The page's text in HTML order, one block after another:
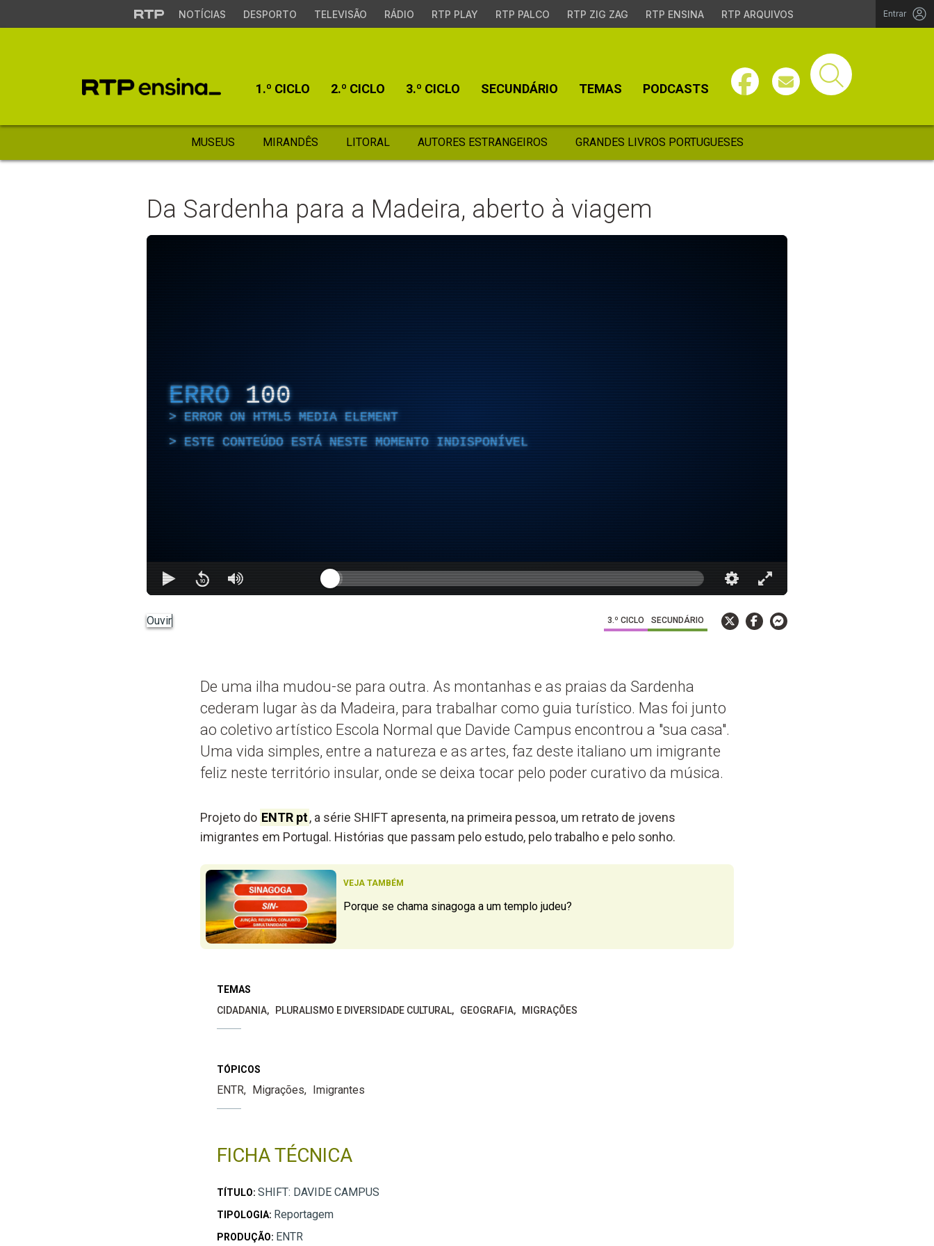
NOTÍCIAS DESPORTO TELEVISÃO RÁDIO RTP PLAY RTP PALCO RTP ZIG ZAG RTP ENSINA RTP ARQUIVOS Entrar
1.º CICLO 2.º CICLO 3.º CICLO SECUNDÁRIO TEMAS PODCASTS
MUSEUS MIRANDÊS LITORAL AUTORES ESTRANGEIROS GRANDES LIVROS PORTUGUESES
Da Sardenha para a Madeira, aberto à viagem
ERRO 100
ERROR ON HTML5 MEDIA ELEMENT
ESTE CONTEÚDO ESTÁ NESTE MOMENTO INDISPONÍVEL
Ouvir 3.º CICLO SECUNDÁRIO
De uma ilha mudou-se para outra. As montanhas e as praias da Sardenha
cederam lugar às da Madeira, para trabalhar como guia turístico. Mas foi junto
ao coletivo artístico Escola Normal que Davide Campus encontrou a "sua casa".
Uma vida simples, entre a natureza e as artes, faz deste italiano um imigrante
feliz neste território insular, onde se deixa tocar pelo poder curativo da música.
Projeto do ENTR pt, a série SHIFT apresenta, na primeira pessoa, um retrato de jovens
imigrantes em Portugal. Histórias que passam pelo estudo, pelo trabalho e pelo sonho.
VEJA TAMBÉM
Porque se chama sinagoga a um templo judeu?
TEMAS
CIDADANIA
PLURALISMO E DIVERSIDADE CULTURAL GEOGRAFIA MIGRAÇÕES
TÓPICOS
ENTR Migrações Imigrantes
FICHA TÉCNICA
TÍTULO: SHIFT: DAVIDE CAMPUS
TIPOLOGIA: Reportagem
PRODUÇÃO: ENTR